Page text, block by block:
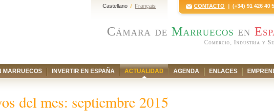
CONTACTO | (+34) 91 426 40
Castellano / Français
Cámara de Marruecos en
Comercio, Industria y
MARRUECOS INVERTIR EN ESPAÑA ACTUALIDAD AGENDA ENLACES
del mes: septiembre 2015